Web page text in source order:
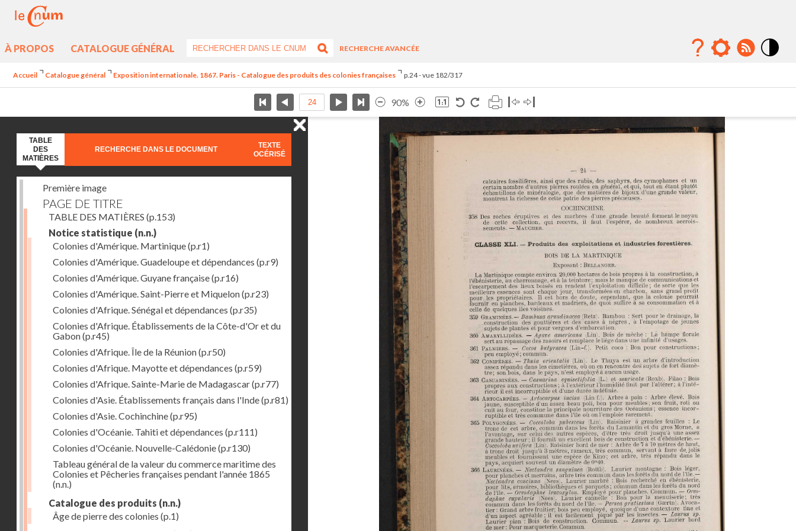
À PROPOS CATALOGUE GÉNÉRAL
RECHERCHE AVANCÉE
Accueil Catalogue général Exposition internationale. 1867. Paris - Catalogue des produits des colonies françaises p.24 - vue 182/317
90%
TABLE
DES
MATIÈRES
RECHERCHE DANS LE DOCUMENT
TEXTE
OCÉRISÉ
Première image
PAGE DE TITRE
TABLE DES MATIÈRES (p.153)
Notice statistique (n.n.)
Colonies d'Amérique. Martinique(p.r1)
Colonies d'Amérique. Guadeloupe et dépendances (p.r9)
Colonies d'Amérique. Guyane française(p.r16)
Colonies d'Amérique. Saint-Pierre et Miquelon(p.r23)
Colonies d'Afrique. Sénégal et dépendances (p.r35)
Colonies d'Afrique. Établissements de la Côte-d'Or et du
Gabon(p.r45)
Colonies d'Afrique. Île de la Réunion(p.r50)
Colonies d'Afrique. Mayotte et dépendances (p.r59)
Colonies d'Afrique. Sainte-Marie de Madagascar(p.r77)
Colonies d'Asie. Établissements français dans l'Inde(p.r81)
Colonies d'Asie. Cochinchine(p.r95)
Colonies d'Océanie. Tahiti et dépendances (p.r111)
Colonies d'Océanie. Nouvelle-Calédonie(p.r130)
Tableau général de la valeur du commerce maritime des
Colonies et Pêcheries françaises pendant l'année 1865
(n.n.)
Catalogue des produits (n.n.)
Âge de pierre des colonies (p.1)